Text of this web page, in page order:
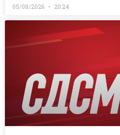
05/08/2026 20:24